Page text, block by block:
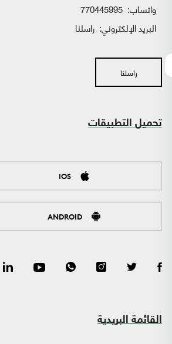
واتساب:
البريد الإلكتروني: راسلنا
راسلنا
تحميل التطبيقات
IOS
ANDROID
القائمة البريدية